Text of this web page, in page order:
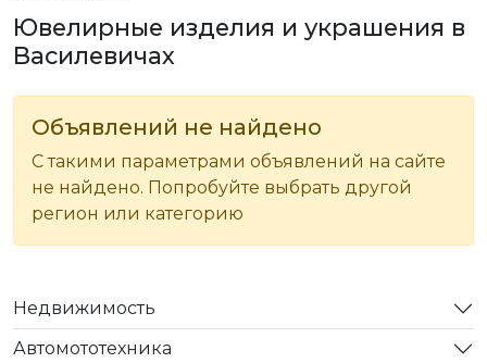
Ювелирные изделия и украшения в
Василевичах
Объявлений не найдено
С такими параметрами объявлений на сайте
не найдено. Попробуйте выбрать другой
регион или категорию
Недвижимость
Автомототехника